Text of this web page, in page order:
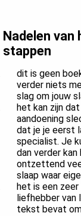
Nadelen
stappen
dit is geen
verder niets
slag om jouw
het kan zijn
aandoening
dat je je eerst
specialist. Je
dan verder
ontzettend
slaap waar
het is een
liefhebber
tekst bevat